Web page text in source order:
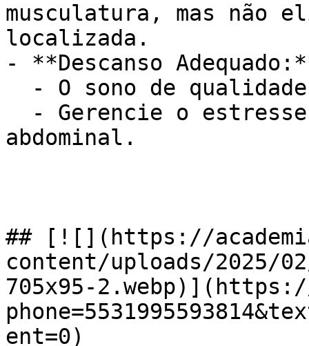
musculatura, mas não
localizada.
- **Descanso
abdominal.
## [![](https://
content/uploads/2025/
705x95-
ent=0)